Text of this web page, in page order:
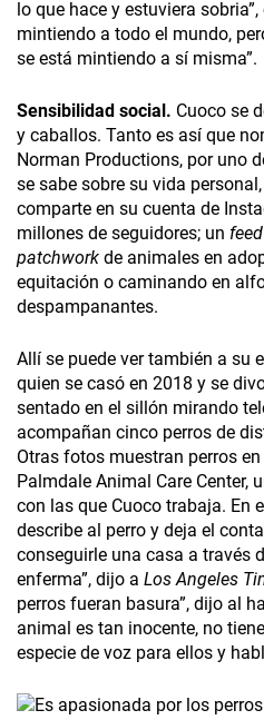
lo que hace y estuviera
mintiendo a todo el mundo,
se está mintiendo a sí misma”.
Sensibilidad social. Cuoco se
y caballos. Tanto es así que
Norman Productions, por uno
se sabe sobre su vida
comparte en su cuenta de
millones de seguidores; un feed
patchwork de animales en
equitación o caminando en
despampanantes.
Allí se puede ver también a su
quien se casó en 2018 y se
sentado en el sillón mirando
acompañan cinco perros de
Otras fotos muestran perros
Palmdale Animal Care Center,
con las que Cuoco trabaja. En
describe al perro y deja el
conseguirle una casa a través
enferma”, dijo a Los Angeles
perros fueran basura”, dijo al
animal es tan inocente, no
especie de voz para ellos y